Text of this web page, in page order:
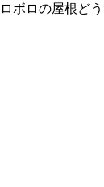
ボロの屋根ど